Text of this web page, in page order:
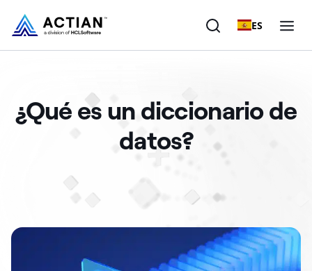
ES
Soluciones
¿Qué es un diccionario de
datos?